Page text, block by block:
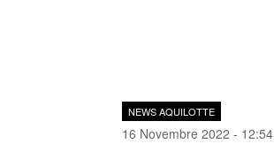
NEWS AQUILOTTE
16 Novembre 2022 - 12:54